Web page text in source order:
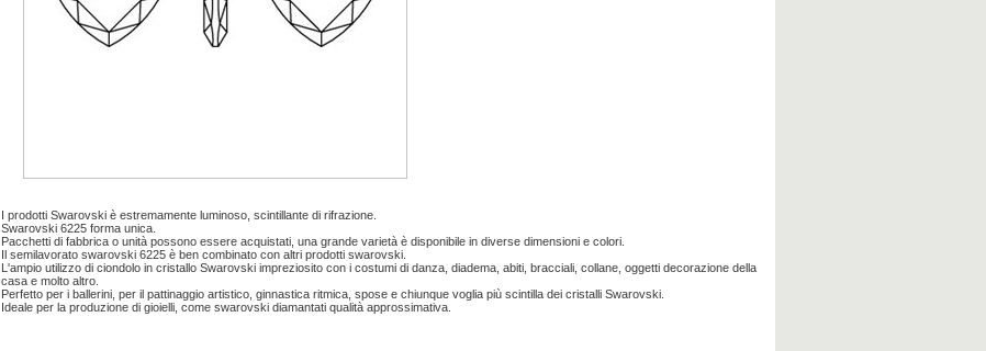
I prodotti Swarovski è estremamente luminoso, scintillante di rifrazione.
Swarovski 6225 forma unica.
Pacchetti di fabbrica o unità possono essere acquistati, una grande varietà è disponibile in diverse dimensioni e colori.
Il semilavorato swarovski 6225 è ben combinato con altri prodotti swarovski.
L'ampio utilizzo di ciondolo in cristallo Swarovski impreziosito con i costumi di danza, diadema, abiti, bracciali, collane, oggetti decorazione della
casa e molto altro.
Perfetto per i ballerini, per il pattinaggio artistico, ginnastica ritmica, spose e chiunque voglia più scintilla dei cristalli Swarovski.
Ideale per la produzione di gioielli, come swarovski diamantati qualità approssimativa.